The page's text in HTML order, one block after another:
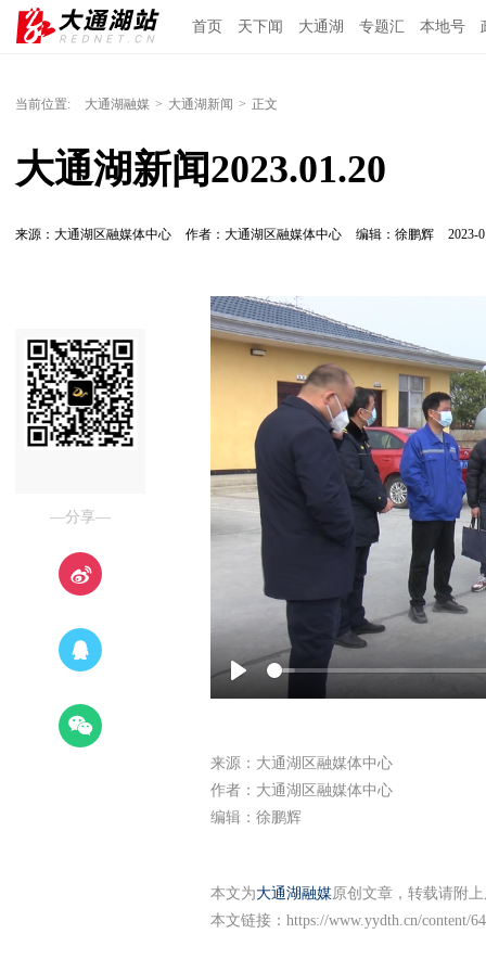
首页 天下闻 大通湖 专题汇 本地号
当前位置: 大通湖融媒 > 大通湖新闻 > 正文
大通湖新闻2023.01.20
来源：大通湖区融媒体中心 作者：大通湖区融媒体中心 编辑：徐鹏辉 2023-
—分享—
Play
来源：大通湖区融媒体中心
作者：大通湖区融媒体中心
编辑：徐鹏辉
本文为大通湖融媒原创文章，转载请附
本文链接： https://www.yydth.cn/content/